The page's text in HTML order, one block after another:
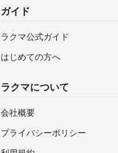
ガイド
ラクマ公式ガイド
はじめての方へ
ラクマについて
会社概要
プライバシーポリシー